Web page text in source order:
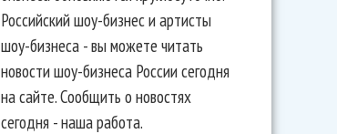
Российский шоу-бизнес и артисты
шоу-бизнеса - вы можете читать
новости шоу-бизнеса России сегодня
на сайте. Сообщить о новостях
сегодня - наша работа.